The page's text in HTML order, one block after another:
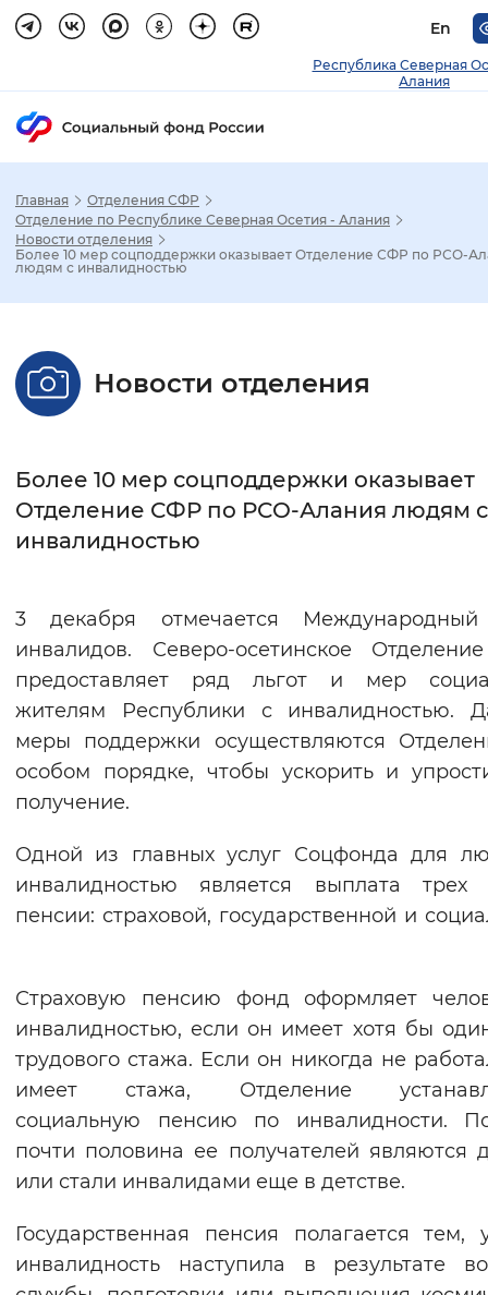
En
Республика Северная
Алания
Настройка режима отображения
Стандартный
Без засечек С засечками
Цвет сайта
Монохромный Инверсивный
Синий фон
Изображения
Звуковой ассистент
Воспроизвести Остановить
Вернуть стандартные настройки
Главная
Отделения СФР
Отделение по Республике Северная Осетия - Алания
Новости отделения
Более 10 мер соцподдержки оказывает Отделение СФР по РСО-
людям с инвалидностью
Новости отделения
Более 10 мер соцподдержки оказывает
Отделение СФР по РСО-Алания людям с
инвалидностью
3 декабря отмечается
инвалидов. Северо-осетинское
предоставляет ряд льгот и мер
жителям Республики с инвалидностью.
меры поддержки осуществляются
особом порядке, чтобы ускорить и
получение.
Одной из главных услуг Соцфонда для
инвалидностью является выплата трех
пенсии: страховой, государственной и
Страховую пенсию фонд оформляет
инвалидностью, если он имеет хотя бы
трудового стажа. Если он никогда не
имеет стажа, Отделение
социальную пенсию по инвалидности.
почти половина ее получателей являются
или стали инвалидами еще в детстве.
Государственная пенсия полагается тем,
инвалидность наступила в результате